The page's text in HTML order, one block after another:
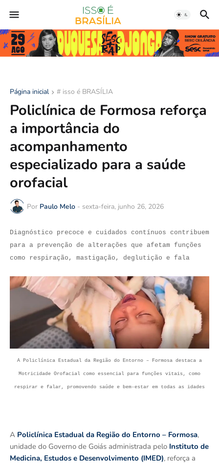
Página inicial # isso é BRASÍLIA
Policlínica de Formosa reforça
a importância do
acompanhamento
especializado para a saúde
orofacial
Por Paulo Melo - sexta-feira, junho 26, 2026
Diagnóstico precoce e cuidados contínuos contribuem
para a prevenção de alterações que afetam funções
como respiração, mastigação, deglutição e fala
A Policlínica Estadual da Região do Entorno – Formosa destaca a
Motricidade Orofacial como essencial para funções vitais, como
respirar e falar, promovendo saúde e bem-estar em todas as idades
A Policlínica Estadual da Região do Entorno – Formosa,
unidade do Governo de Goiás administrada pelo Instituto de
Medicina, Estudos e Desenvolvimento (IMED), reforça a